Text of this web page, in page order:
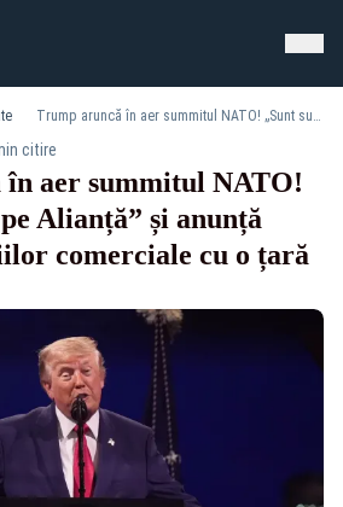
Trump aruncă în aer summitul NATO! „Sunt supărat pe Alianță” și anunță blocarea relațiilor comerciale cu o țară aliată
citire
aer summitul NATO!
Alianță” și anunță
comerciale cu o țară